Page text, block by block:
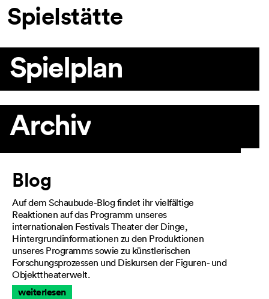
Spielstätte
Spielplan
Archiv
Artikel
Blog
Auf dem Schaubude-Blog findet ihr vielfältige
Reaktionen auf das Programm unseres
internationalen Festivals Theater der Dinge,
Hintergrundinformationen zu den Produktionen
unseres Programms sowie zu künstlerischen
Forschungsprozessen und Diskursen der Figuren- und
Objekttheaterwelt.
weiterlesen